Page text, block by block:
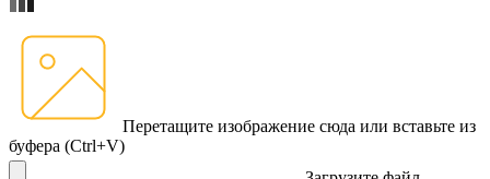
Перетащите изображение сюда или вставьте из
буфера (Ctrl+V)